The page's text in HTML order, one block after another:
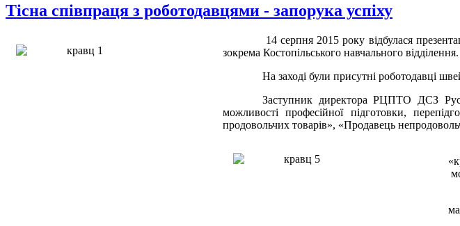
Тісна співпраця з роботодавцями - запорука успіху
14 серпня 2015 року відбулася
зокрема Костопільського навчального відділення.
На заході були присутні роботодавці
Заступник директора РЦПТО ДСЗ
можливості професійної підготовки,
продовольчих товарів», «Продавець